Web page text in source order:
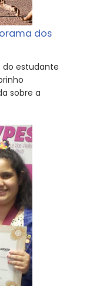
dos
do estudante
sobre a